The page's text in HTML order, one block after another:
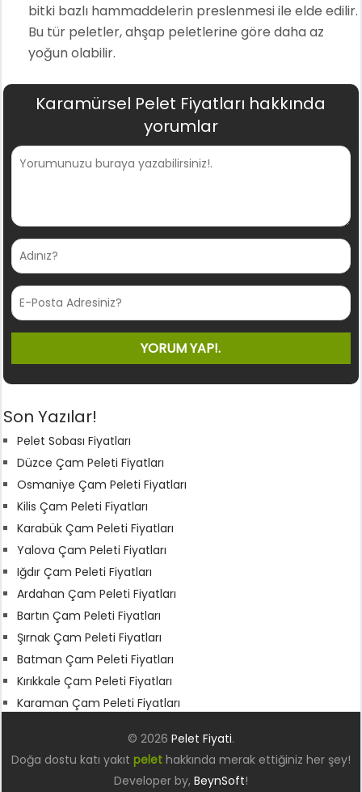
bitki bazlı hammaddelerin preslenmesi ile elde edilir.
Bu tür peletler, ahşap peletlerine göre daha az
yoğun olabilir.
Karamürsel Pelet Fiyatları hakkında
yorumlar
Son Yazılar!
Pelet Sobası Fiyatları
Düzce Çam Peleti Fiyatları
Osmaniye Çam Peleti Fiyatları
Kilis Çam Peleti Fiyatları
Karabük Çam Peleti Fiyatları
Yalova Çam Peleti Fiyatları
Iğdır Çam Peleti Fiyatları
Ardahan Çam Peleti Fiyatları
Bartın Çam Peleti Fiyatları
Şırnak Çam Peleti Fiyatları
Batman Çam Peleti Fiyatları
Kırıkkale Çam Peleti Fiyatları
Karaman Çam Peleti Fiyatları
© 2026 Pelet Fiyati.
Doğa dostu katı yakıt pelethakkında merak ettiğiniz her şey!
Developer by, BeynSoft!